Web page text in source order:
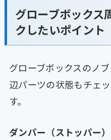
グローブボックス
クしたいポイント
グローブボックスのノ
辺パーツの状態もチェ
す。
ダンパー（ストッパー